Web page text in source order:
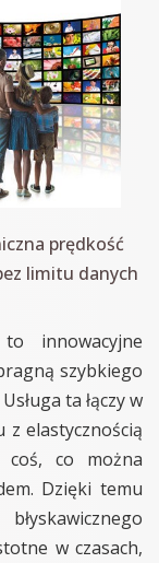
prędkość
limitu danych
innowacyjne
szybkiego
ta łączy w
z elastycznością
coś, co można
Dzięki temu
w czasach,